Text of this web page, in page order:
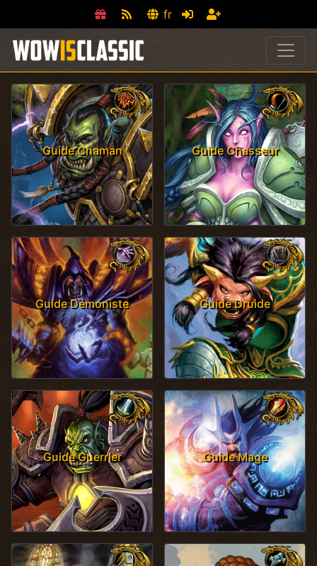
fr
Guide Chaman Guide Chasseur
Guide Démoniste Guide Druide
Guide Guerrier Guide Mage